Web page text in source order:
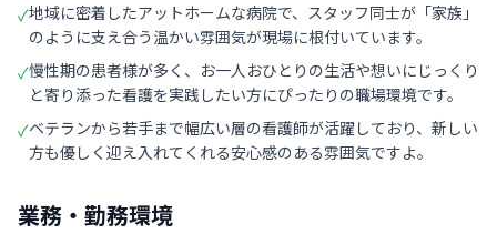
✓地域に密着したアットホームな病院で、スタッフ同士が「家族」
のように支え合う温かい雰囲気が現場に根付いています。
✓慢性期の患者様が多く、お一人おひとりの生活や想いにじっくり
と寄り添った看護を実践したい方にぴったりの職場環境です。
✓ベテランから若手まで幅広い層の看護師が活躍しており、新しい
方も優しく迎え入れてくれる安心感のある雰囲気ですよ。
業務・勤務環境